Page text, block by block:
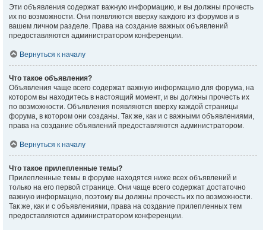
Эти объявления содержат важную информацию, и вы должны прочесть
их по возможности. Они появляются вверху каждого из форумов и в
вашем личном разделе. Права на создание важных объявлений
предоставляются администратором конференции.
Вернуться к началу
Что такое объявления?
Объявления чаще всего содержат важную информацию для форума, на
котором вы находитесь в настоящий момент, и вы должны прочесть их
по возможности. Объявления появляются вверху каждой страницы
форума, в котором они созданы. Так же, как и с важными объявлениями,
права на создание объявлений предоставляются администратором.
Вернуться к началу
Что такое прилепленные темы?
Прилепленные темы в форуме находятся ниже всех объявлений и
только на его первой странице. Они чаще всего содержат достаточно
важную информацию, поэтому вы должны прочесть их по возможности.
Так же, как и с объявлениями, права на создание прилепленных тем
предоставляются администратором конференции.